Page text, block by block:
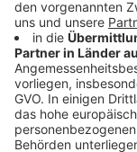
Anzeige